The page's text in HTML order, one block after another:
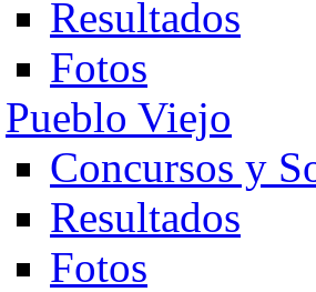
Resultados
Fotos
Pueblo Viejo
Concursos y
Resultados
Fotos